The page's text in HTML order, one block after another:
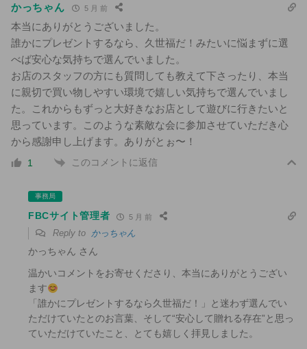
かっちゃん 5 月 前
本当にありがとうございました。
誰かにプレゼントするなら、久世福だ！みたいに悩まずに選
べば安心な気持ちで選んでいました。
お店のスタッフの方にも質問しても教えて下さったり、本当
に親切で買い物しやすい環境で嬉しい気持ちで選んでいまし
た。これからもずっと大好きなお店として遊びに行きたいと
思っています。このような素敵な会に参加させていただき心
から感謝申し上げます。ありがとぉ〜！
1 このコメントに返信
事務局
FBCサイト管理者 5 月 前
Reply to かっちゃん
かっちゃん さん
温かいコメントをお寄せくださり、本当にありがとうござい
ます
「誰かにプレゼントするなら久世福だ！」と迷わず選んでい
ただけていたとのお言葉、そして“安心して贈れる存在”と思っ
ていただけていたこと、とても嬉しく拝見しました。